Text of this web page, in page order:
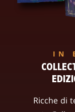
IN
Ricche di